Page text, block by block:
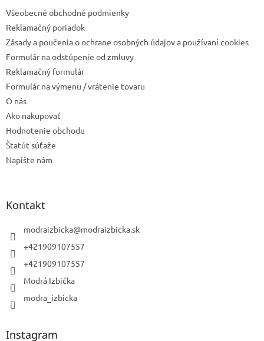
Všeobecné obchodné podmienky
Reklamačný poriadok
Zásady a poučenia o ochrane osobných údajov a používaní cookies
Formulár na odstúpenie od zmluvy
Reklamačný formulár
Formulár na výmenu / vrátenie tovaru
O nás
Ako nakupovať
Hodnotenie obchodu
Štatút súťaže
Napíšte nám
Kontakt
modraizbicka@modraizbicka.sk
+421909107557
+421909107557
Modrá Izbička
modra_izbicka
Instagram